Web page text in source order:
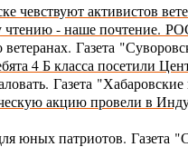
чевствуют активистов
- наше почтение. Р
ветеранах. Газета
4 Б класса посетили
Газета
акцию провели в
юных патриотов. Газета